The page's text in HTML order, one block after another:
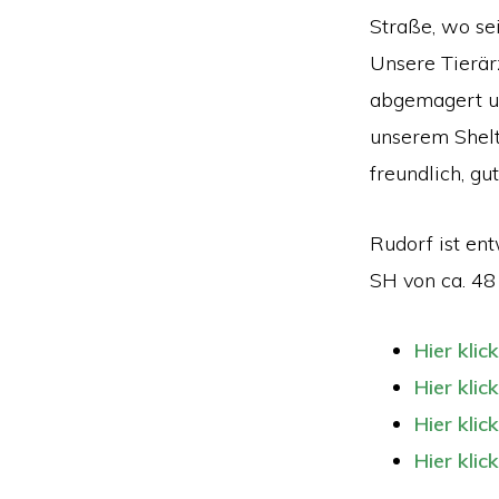
Straße, wo
Unsere
abgemagert
unserem
freundlich,
Rudorf ist
SH von ca. 48
Hier
Hier
Hier
Hier